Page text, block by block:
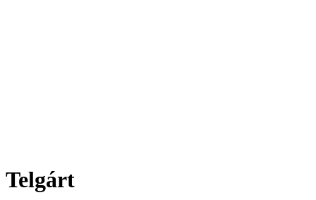
Telgárt